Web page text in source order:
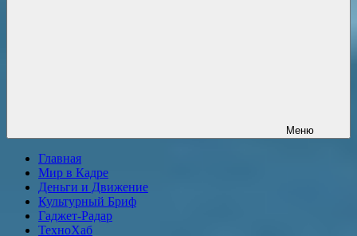
Меню
Главная
Мир в Кадре
Деньги и Движение
Культурный Бриф
Гаджет-Радар
ТехноХаб